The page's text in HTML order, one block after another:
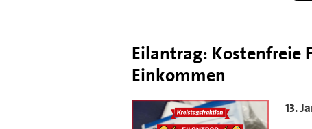
Eilantrag: Kostenfreie
Einkommen
13.